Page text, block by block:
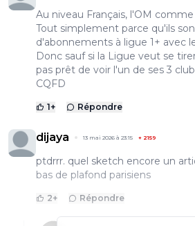
Au niveau Français, l'OM
Tout simplement parce qu'ils
d'abonnements à ligue 1+ avec
Donc sauf si la Ligue veut se
pas prêt de voir l'un de ses 3
CQFD
1+ Répondre
dijaya 13 mai 2026 à 23:15 + 2159
ptdrrr. quel sketch encore un
bas de plafond parisiens
2+ Répondre